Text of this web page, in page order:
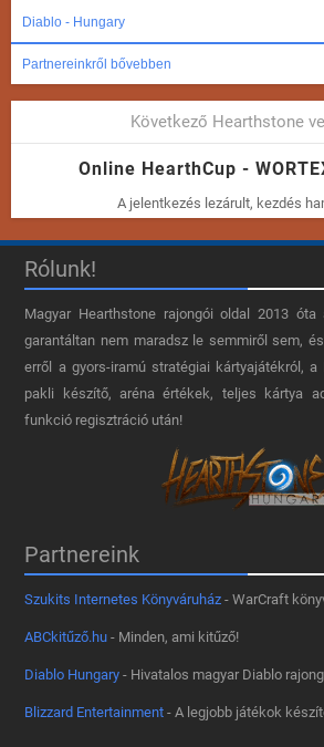
Diablo - Hungary
Partnereinkről bővebben
Következő Hearthstone
Online HearthCup -
A jelentkezés lezárult, kezdés
Rólunk!
Magyar Hearthstone​ rajongói oldal 2013 óta
garantáltan nem maradsz le semmiről sem,
erről a gyors-iramú stratégiai kártyajátékról, a
pakli készítő, aréna értékek, teljes kártya
funkció regisztráció után!
Partnereink
Szukits Internetes Könyváruház - WarCraft
ABCkitűző.hu - Minden, ami kitűző!
Diablo Hungary - Hivatalos magyar Diablo
Blizzard Entertainment - A legjobb játékok